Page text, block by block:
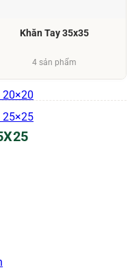
34×70
34×80
40×80
20×20
25×25
Khăn Tay 35x35
4 sản phẩm